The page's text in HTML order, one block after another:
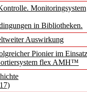
Monitoringsystem
in Bibliotheken.
Auswirkung
Pionier im
flex AMH™
von
Welt